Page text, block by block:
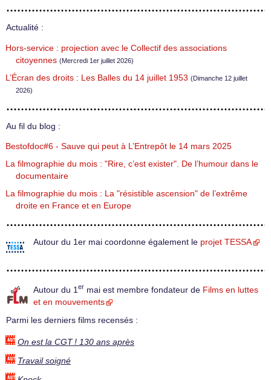
Actualité :
Hors-service : projection avec le Collectif des associations
citoyennes (Mercredi 1er juillet 2026)
L’Écran des droits : Les Balles du 14 juillet 1953 (Dimanche 12 juillet
2026)
Au fil du blog :
Bestofdoc#6 - Sauve qui peut à L’Entrepôt le 14 mars 2025
La filmographie du mois : "Rire, c’est exister". De l’humour dans le
documentaire
La filmographie du mois : La "résistible ascension" de l’extrême
droite en France et en Europe
Autour du 1er mai coordonne également le projet TESSA
Autour du 1 er mai est membre fondateur de Films en luttes
et en mouvements
Parmi les derniers films recensés :
On est la CGT ! 130 ans après
Travail soigné